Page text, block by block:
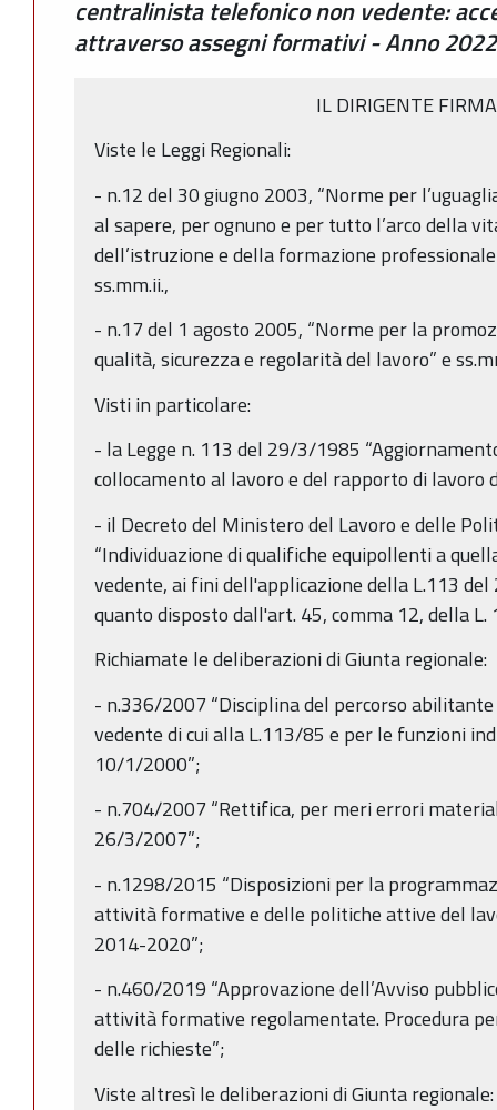
centralinista telefonico non vedente:
attraverso assegni formativi - Anno
IL DIRIGENTE
Viste le Leggi Regionali:
- n.12 del 30 giugno 2003, “Norme per
al sapere, per ognuno e per tutto l’arco della
dell’istruzione e della formazione
ss.mm.ii.,
- n.17 del 1 agosto 2005, “Norme per la
qualità, sicurezza e regolarità del lavoro” e
Visti in particolare:
- la Legge n. 113 del 29/3/1985
collocamento al lavoro e del rapporto di lavoro
- il Decreto del Ministero del Lavoro e delle
“Individuazione di qualifiche equipollenti a
vedente, ai fini dell'applicazione della L.113
quanto disposto dall'art. 45, comma 12, della
Richiamate le deliberazioni di Giunta regionale:
- n.336/2007 “Disciplina del percorso
vedente di cui alla L.113/85 e per le funzioni
10/1/2000”;
- n.704/2007 “Rettifica, per meri errori
26/3/2007”;
- n.1298/2015 “Disposizioni per la
attività formative e delle politiche attive del
2014-2020”;
- n.460/2019 “Approvazione dell’Avviso
attività formative regolamentate. Procedura
delle richieste”;
Viste altresì le deliberazioni di Giunta regionale: